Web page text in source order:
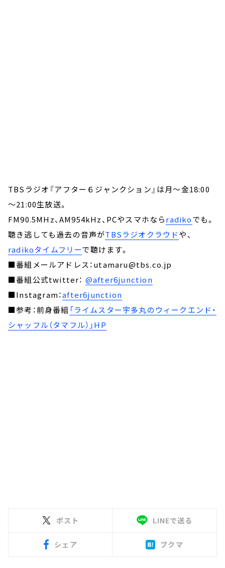
TBSラジオ『アフター６ジャンクション』は月～金18:00
～21:00生放送。
FM90.5MHz、AM954kHz、PCやスマホならradikoでも。
聴き逃しても過去の音声がTBSラジオクラウドや、
radikoタイムフリーで聴けます。
■番組メールアドレス：utamaru@tbs.co.jp
■番組公式twitter： @after6junction
■Instagram：after6junction
■参考：前身番組 「ライムスター宇多丸のウィークエンド・
シャッフル（タマフル）」HP
ポスト LINEで送る
シェア ブクマ